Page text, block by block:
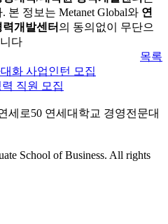
본 정보는 Metanet Global와 연
개발센터 의 동의없이 무단으
다
목록
화 사업인턴 모집
직원 모집
세로50 연세대학교 경영전문대
School of Business. All rights